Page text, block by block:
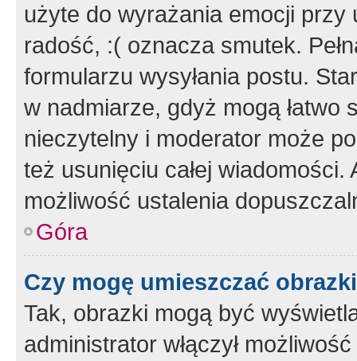
użyte do wyrażania emocji
radość, :( oznacza smutek.
formularzu wysyłania postu.
w nadmiarze, gdyż mogą
nieczytelny i moderator może
też usunięciu całej
możliwość ustalenia
Góra
Czy mogę umieszczać
Tak, obrazki mogą być
administrator włączył